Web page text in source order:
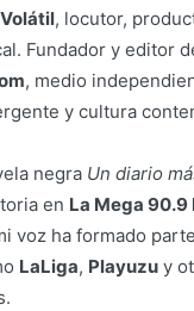
, locutor,
Fundador y editor
, medio
y cultura
negra Un diario
en La Mega 90.9
voz ha formado
LaLiga, Playuzuy